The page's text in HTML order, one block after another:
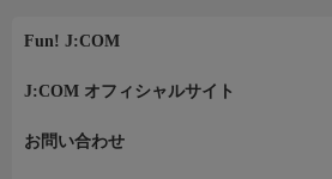
Fun! J:COM
J:COM オフィシャルサイト
お問い合わせ